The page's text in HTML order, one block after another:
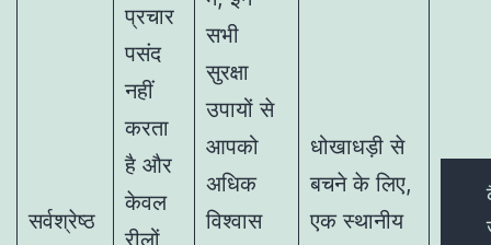
सर्वश्रेष्ठ
प्रचार
पसंद
नहीं
करता
है और
केवल
रीलों
सभी
सुरक्षा
उपायों से
आपको
अधिक
विश्वास
धोखाधड़ी से
बचने के लिए,
एक स्थानीय